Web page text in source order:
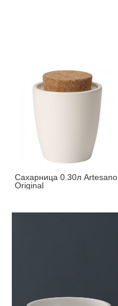
Сахарница 0.30л Artesano
Original